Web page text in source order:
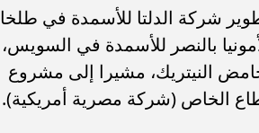
شركة الدلتا للأسمدة في طلخا
بالنصر للأسمدة في السويس،
حامض النيتريك، مشيرا إلى مشروع
الخاص (شركة مصرية أمريكية).